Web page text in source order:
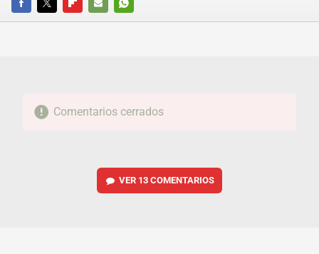
FACEBOOKTWITTERFLIPBOARD
E-
WHATSAPP
Comentarios cerrados
VER 13 COMENTARIOS